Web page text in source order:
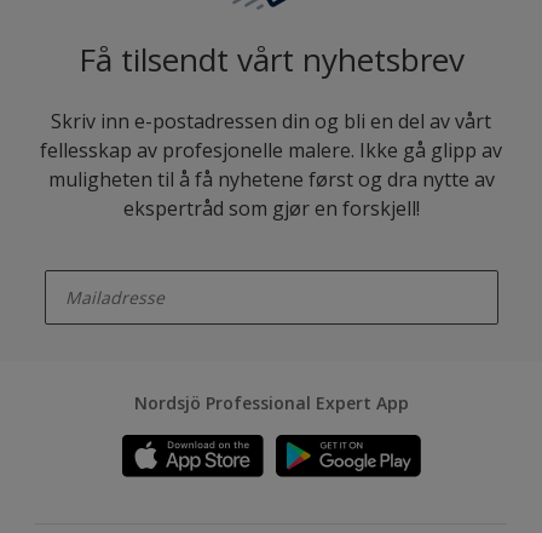
Få tilsendt vårt nyhetsbrev
Skriv inn e-postadressen din og bli en del av vårt
fellesskap av profesjonelle malere. Ikke gå glipp av
muligheten til å få nyhetene først og dra nytte av
ekspertråd som gjør en forskjell!
Nordsjö Professional Expert App